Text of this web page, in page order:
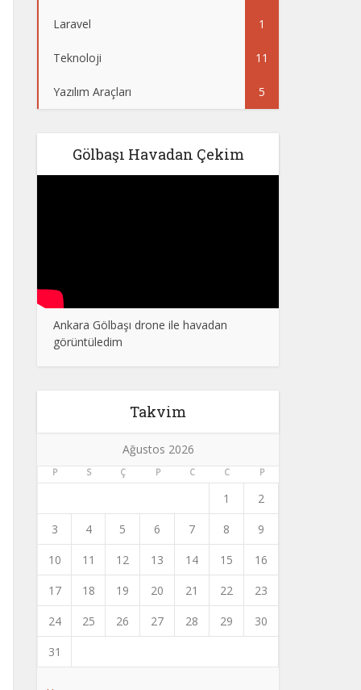
Laravel 1
Teknoloji 11
Yazılım Araçları 5
Gölbaşı Havadan Çekim
Ankara Gölbaşı drone ile havadan
görüntüledim
Takvim
Ağustos 2026
P S Ç P C C P
1
2
3
4 5 6 7 8
9
10
11 12 13 14 15
16
17
18 19 20 21 22
23
24
25 26 27 28 29
30
31